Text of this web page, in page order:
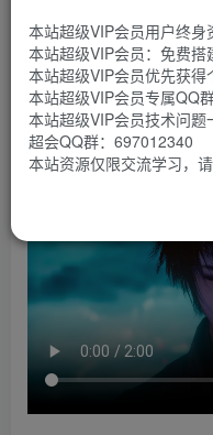
中。游戏的背景采用太空
成熟的叙事内容。
游戏视频
本站超级VIP会员用户终身
本站超级VIP会员：免费
本站超级VIP会员优先获得
本站超级VIP会员专属QQ
本站超级VIP会员技术问
超会QQ群：697012340
本站资源仅限交流学习，